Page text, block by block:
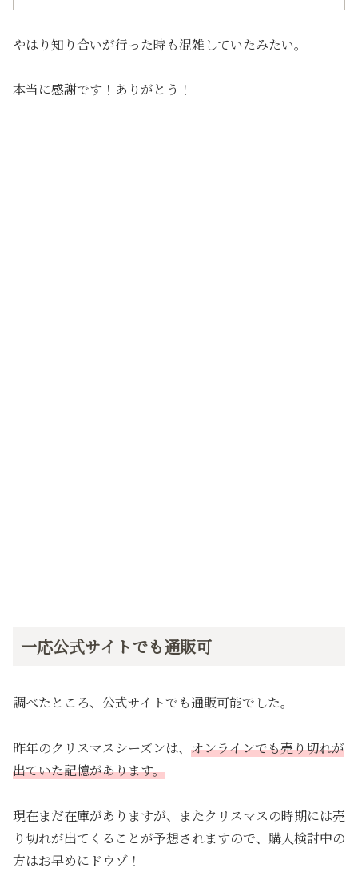
やはり知り合いが行った時も混雑していたみたい。
本当に感謝です！ありがとう！
一応公式サイトでも通販可
調べたところ、公式サイトでも通販可能でした。
昨年のクリスマスシーズンは、 オンラインでも売り切れが
出ていた記憶があります。
現在まだ在庫がありますが、またクリスマスの時期には売
り切れが出てくることが予想されますので、購入検討中の
方はお早めにドウゾ！